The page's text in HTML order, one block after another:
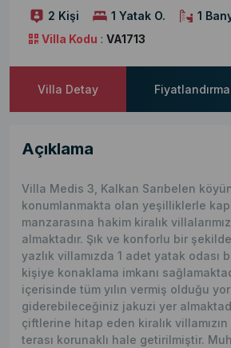
2 Kişi 1 Yatak O.
1
Villa Kodu : VA1713
Villa Detay
Açıklama
Villa Medis 3, Kalkan Sarıbelen
konumlanmakta olan yeşilliklerle
manzarasına hakim kiralık
almaktadır. Şık ve konforlu bir
yazlık villamızda 1 adet yatak odası
kişiye konaklama imkanı
içerisinde tüm yılın vermiş olduğu
giderebileceğiniz jakuzi yer
çiftlerine hitap eden kiralık
terası korunaklı hale getirilmiştir.